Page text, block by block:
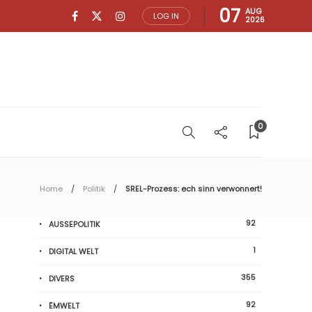
LOG IN 07 AUG
2026
0
Home Politik SREL-Prozess: ech sinn verwonnert!
AUSSEPOLITIK 92
DIGITAL WELT 1
DIVERS 355
ËMWELT 92